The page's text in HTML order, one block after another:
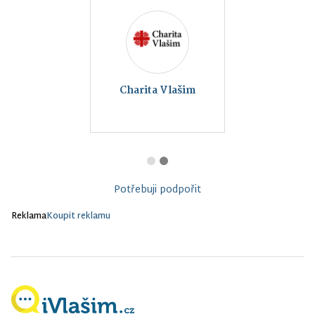
Charita Vlašim
Potřebuji podpořit
ReklamaKoupit reklamu